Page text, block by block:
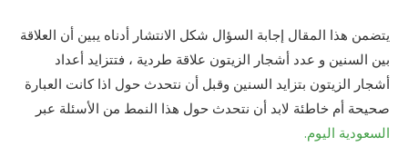
يتضمن هذا المقال إجابة السؤال شكل الانتشار أدناه يبين أن العلاقة
بين السنين و عدد أشجار الزيتون علاقة طردية ، فتتزايد أعداد
أشجار الزيتون بتزايد السنين وقبل أن نتحدث حول اذا كانت العبارة
صحيحة أم خاطئة لابد أن نتحدث حول هذا النمط من الأسئلة عبر
السعودية اليوم.